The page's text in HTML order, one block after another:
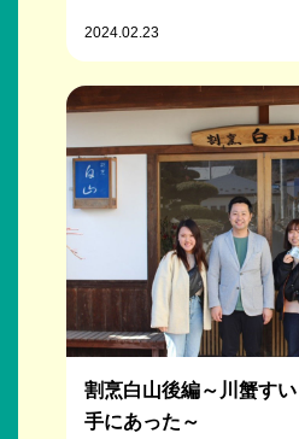
2024.02.23
割烹白山後編～川蟹す
手にあった～